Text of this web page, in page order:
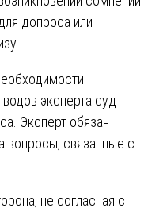
допроса или
эксперта суд
Эксперт обязан
вопросы, связанные с
не согласная с